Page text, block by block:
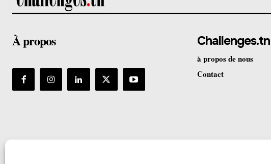
À propos Challenges.tn
à propos de nous
Contact